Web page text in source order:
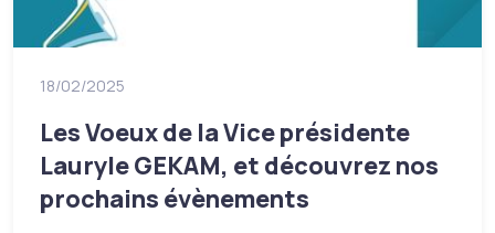
18/02/2025
Les Voeux de la Vice présidente
Lauryle GEKAM, et découvrez nos
prochains évènements